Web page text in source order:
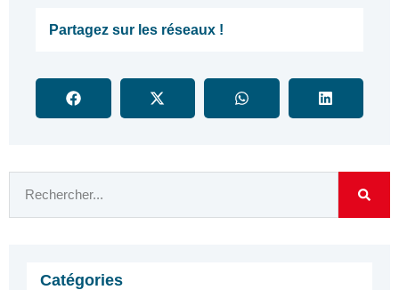
Partagez sur les réseaux !
Catégories